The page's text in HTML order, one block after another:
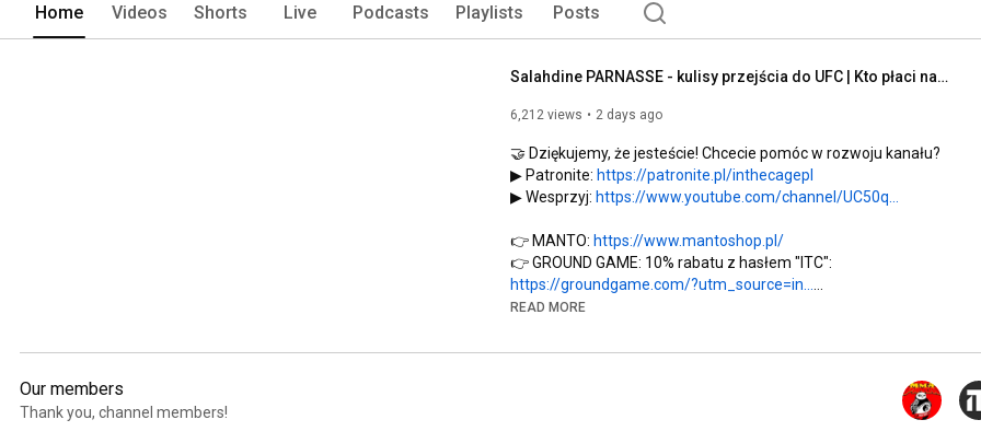
Home Videos Shorts Live Podcasts Playlists Posts
Salahdine PARNASSE - kulisy przejścia do UFC | Kto płaci najlepiej? Walka z GAMROTEM? | Dan HOOKER
6,212 views 2 days ago
🤝 Dziękujemy, że jesteście! Chcecie pomóc w rozwoju kanału?
▶ Patronite: https://patronite.pl/inthecagepl
▶ Wesprzyj: https://www.youtube.com/channel/UC50q...
👉 MANTO: https://www.mantoshop.pl/
https://groundgame.com/?utm_source=in...
⏩ Facebook: https://facebook.com/inthecagepl
READ MORE
Our members
Thank you, channel members!